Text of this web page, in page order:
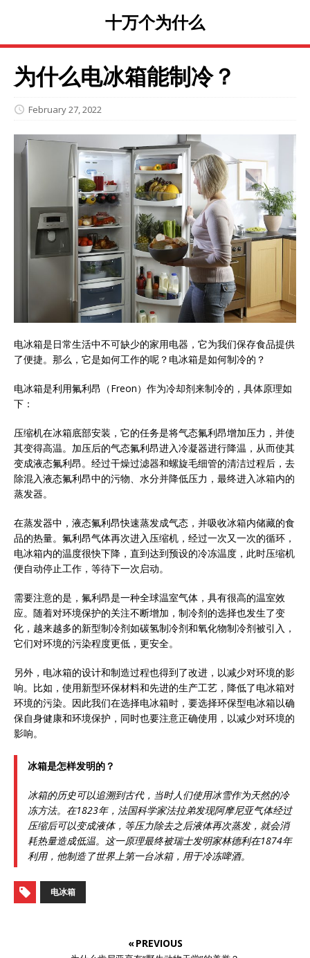
十万个为什么
为什么电冰箱能制冷？
February 27, 2022
电冰箱是日常生活中不可缺少的家用电器，它为我们保存食品提供
了便捷。那么，它是如何工作的呢？电冰箱是如何制冷的？
电冰箱是利用氟利昂（Freon）作为冷却剂来制冷的，具体原理如
下：
压缩机在冰箱底部安装，它的任务是将气态氟利昂增加压力，并使
其变得高温。加压后的气态氟利昂进入冷凝器进行降温，从而使其
变成液态氟利昂。经过干燥过滤器和螺旋毛细管的清洁过程后，去
除混入液态氟利昂中的污物、水分并降低压力，最终进入冰箱内的
蒸发器。
在蒸发器中，液态氟利昂快速蒸发成气态，并吸收冰箱内储藏的食
品的热量。氟利昂气体再次进入压缩机，经过一次又一次的循环，
电冰箱内的温度很快下降，直到达到预设的冷冻温度，此时压缩机
便自动停止工作，等待下一次启动。
需要注意的是，氟利昂是一种全球温室气体，具有很高的温室效
应。随着对环境保护的关注不断增加，制冷剂的选择也发生了变
化，越来越多的新型制冷剂如碳氢制冷剂和氧化物制冷剂被引入，
它们对环境的污染程度更低，更安全。
另外，电冰箱的设计和制造过程也得到了改进，以减少对环境的影
响。比如，使用新型环保材料和先进的生产工艺，降低了电冰箱对
环境的污染。因此我们在选择电冰箱时，要选择环保型电冰箱以确
保自身健康和环境保护，同时也要注意正确使用，以减少对环境的
影响。
冰箱是怎样发明的？
冰箱的历史可以追溯到古代，当时人们使用冰雪作为天然的冷
冻方法。在1823年，法国科学家法拉弟发现阿摩尼亚气体经过
压缩后可以变成液体，等压力除去之后液体再次蒸发，就会消
耗热量造成低温。这一原理最终被瑞士发明家林德利在1874年
利用，他制造了世界上第一台冰箱，用于冷冻啤酒。
电冰箱
« PREVIOUS